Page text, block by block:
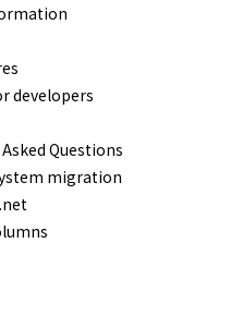
developers
Questions
migration